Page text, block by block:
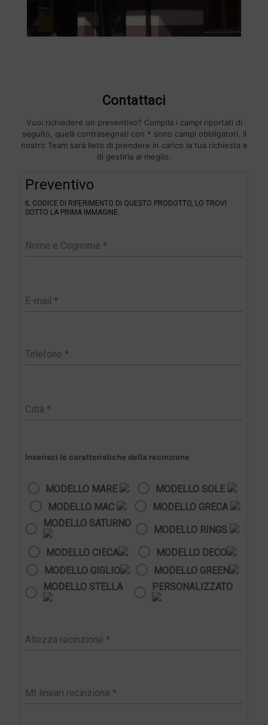
Contattaci
Vuoi richiedere un preventivo? Compila i campi riportati di
seguito, quelli contrasegnati con * sono campi obbligatori. Il
nostro Team sarà lieto di prendere in carico la tua richiesta e
di gestirla al meglio.
Preventivo
IL CODICE DI RIFERIMENTO DI QUESTO PRODOTTO, LO TROVI
SOTTO LA PRIMA IMMAGINE.
Inserisci le caratteristiche della recinzione
MODELLO MARE
MODELLO SOLE
MODELLO MAC
MODELLO GRECA
MODELLO SATURNO
MODELLO RINGS
MODELLO CIECA
MODELLO DECO
MODELLO GIGLIO
MODELLO GREEN
MODELLO STELLA
PERSONALIZZATO